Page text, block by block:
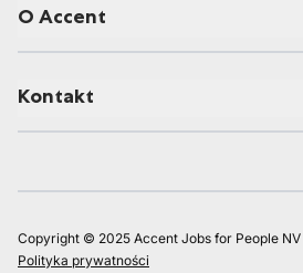
O Accent
Kontakt
Copyright © 2025 Accent Jobs for People NV
Polityka prywatności